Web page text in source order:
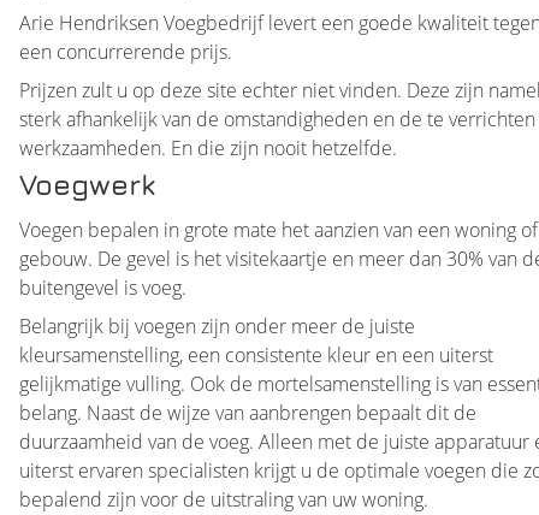
Arie Hendriksen Voegbedrijf levert een goede kwaliteit
een concurrerende prijs.
Prijzen zult u op deze site echter niet vinden. Deze zijn
sterk afhankelijk van de omstandigheden en de te verrichten
werkzaamheden. En die zijn nooit hetzelfde.
Voegwerk
Voegen bepalen in grote mate het aanzien van een woning of
gebouw. De gevel is het visitekaartje en meer dan 30% van
buitengevel is voeg.
Belangrijk bij voegen zijn onder meer de juiste
kleursamenstelling, een consistente kleur en een uiterst
gelijkmatige vulling. Ook de mortelsamenstelling is van
belang. Naast de wijze van aanbrengen bepaalt dit de
duurzaamheid van de voeg. Alleen met de juiste apparatuur
uiterst ervaren specialisten krijgt u de optimale voegen die
bepalend zijn voor de uitstraling van uw woning.